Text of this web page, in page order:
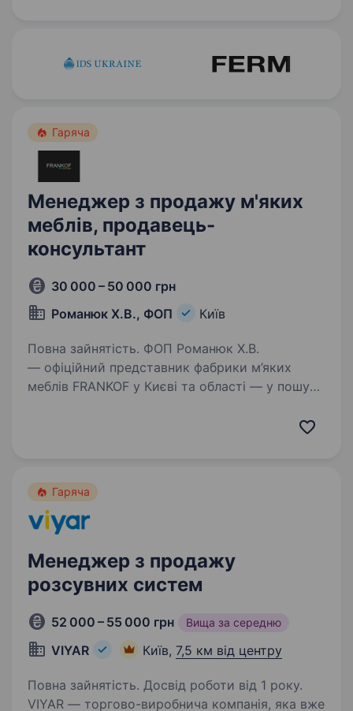
Гаряча
Менеджер з продажу м'яких
меблів, продавець-
консультант
30 000 – 50 000 грн
Романюк Х.В., ФОП
Київ
Повна зайнятість. ФОП Романюк Х.В.
— офіційний представник фабрики м’яких
меблів FRANKOF у Києві та області — у пошуку
Гаряча
Менеджер з продажу
розсувних систем
52 000 – 55 000 грн Вища за середню
VIYAR Київ, 7,5 км від центру
Повна зайнятість. Досвід роботи від 1 року.
VIYAR — торгово-виробнича компанія, яка вже